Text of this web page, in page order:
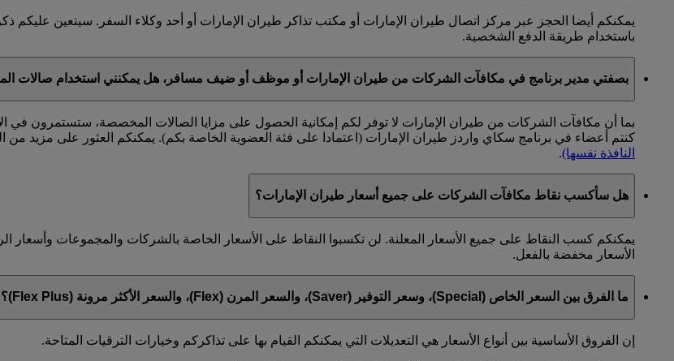
يمكنكم أيضا الحجز عبر مركز اتصال طيران الإمارات أو مكتب تذاكر طيران الإمارات أو أحد وكلاء السفر. سيتعين
باستخدام طريقة الدفع الشخصية.
بصفتي مدير برنامج في مكافآت الشركات من طيران الإمارات أو موظف أو ضيف مسافر، هل يمكنني استخدام صالات
بما أن مكافآت الشركات من طيران الإمارات لا توفر لكم إمكانية الحصول على مزايا الصالات المخصصة، ستستمرون في
كنتم أعضاء في برنامج سكاي واردز طيران الإمارات (اعتمادا على فئة العضوية الخاصة بكم). يمكنكم العثور على مزيد
النافذة نفسها).
هل سأكسب نقاط مكافآت الشركات على جميع أسعار طيران الإمارات؟
يمكنكم كسب النقاط على جميع الأسعار المعلنة. لن تكسبوا النقاط على الأسعار الخاصة بالشركات والمجموعات وأسعار
الأسعار مخفضة بالفعل.
ما الفرق بين السعر الخاص (Special)، وسعر التوفير (Saver)، والسعر المرن (Flex)، والسعر الأكثر مرونة (Flex Plus)؟
إن الفروق الأساسية بين أنواع الأسعار هي التعديلات التي يمكنكم القيام بها على تذاكركم وخيارات الترقيات المتاحة.